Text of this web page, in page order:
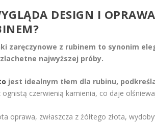
DESIGN I
zaręczynowe z rubinem to synonim
najwyższej próby.
jest idealnym tłem dla rubinu,
czerwienią kamienia, co daje
oprawa, zwłaszcza z żółtego złota,